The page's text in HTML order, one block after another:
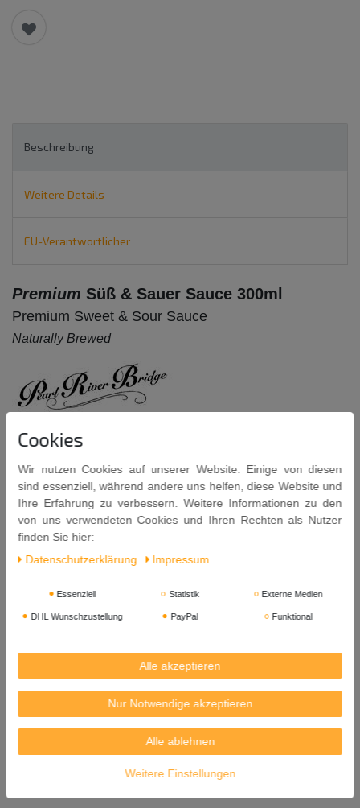
Beschreibung
Weitere Details
EU-Verantwortlicher
Premium Süß & Sauer Sauce 300ml
Premium Sweet & Sour Sauce
Naturally Brewed
Süß-Saure Würzsauce.
Küche.
Perfekt zur Zubereitung von süß- saurem Hühnchen, Ente,
Schweine Koteletts, Hühnchen Filets oder Spareribs.
E150a, Ingwer, Orangenschale, Gewürznelken.
Allergene: Weizen.
Inhalt: 300ml
Mindestens Haltbar bis: 02. 12. 2027
GUANGDONG PRB BIO-TECH.CO.,LTD.,
Shakou Industrial Zone, Xiaolan Town,
Cookies
Wir nutzen Cookies auf unserer Website. Einige von diesen
sind essenziell, während andere uns helfen, diese Website und
Ihre Erfahrung zu verbessern. Weitere Informationen zu den
von uns verwendeten Cookies und Ihren Rechten als Nutzer
finden Sie hier:
Daten­schutz­erklärung
Impressum
Essenziell Statistik Externe Medien
DHL Wunschzustellung PayPal Funktional
Alle akzeptieren
Nur Notwendige akzeptieren
Alle ablehnen
Weitere Einstellungen